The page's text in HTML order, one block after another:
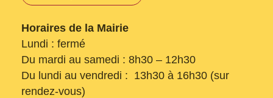
Horaires de la Mairie
Lundi : fermé
Du mardi au samedi : 8h30 – 12h30
Du lundi au vendredi : 13h30 à 16h30 (sur
rendez-vous)